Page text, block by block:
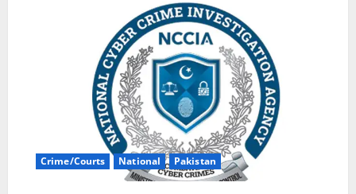
Crime/Courts National Pakistan